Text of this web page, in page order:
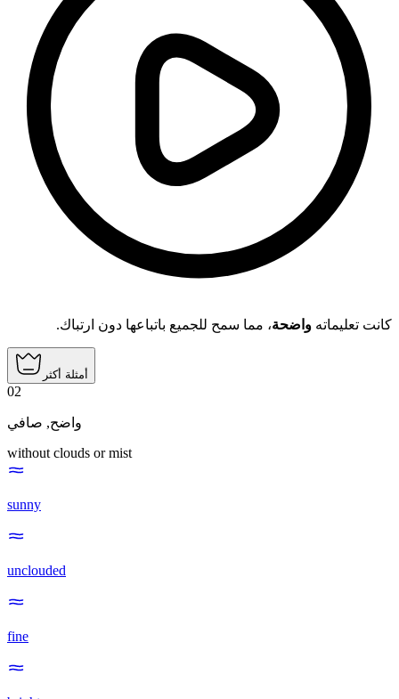
كانت تعليماته واضحة، مما سمح للجميع باتباعها دون ارتباك.
أمثلة أكثر
02
واضح, صافي
without clouds or mist
sunny
unclouded
fine